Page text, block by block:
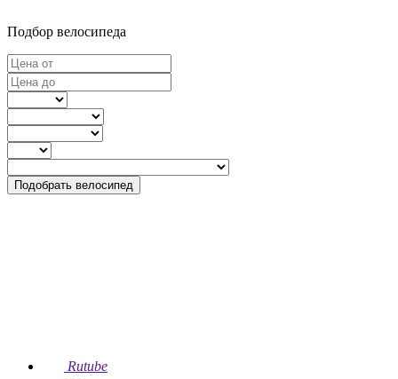
Подбор велосипеда
Подобрать велосипед
Rutube